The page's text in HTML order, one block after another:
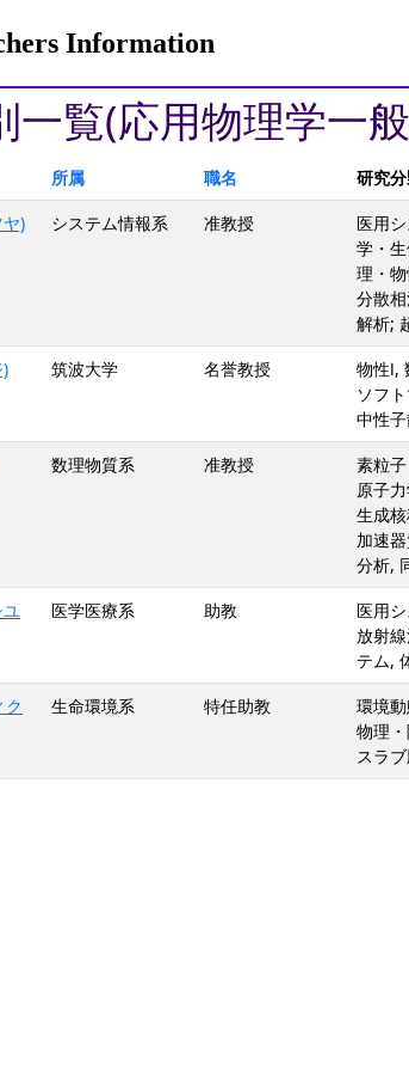
Information
一覧(応用物理学一
所属 職名
研究
)
システム情報系 准教授
医用
学・
理・
分散
解析;
筑波大学 名誉教授
物性Ⅰ,
ソフ
中性
数理物質系 准教授
素粒
原子
生成
加速
分析,
医学医療系 助教
医用
放射
テム,
ク
生命環境系 特任助教
環境
物理
スラ